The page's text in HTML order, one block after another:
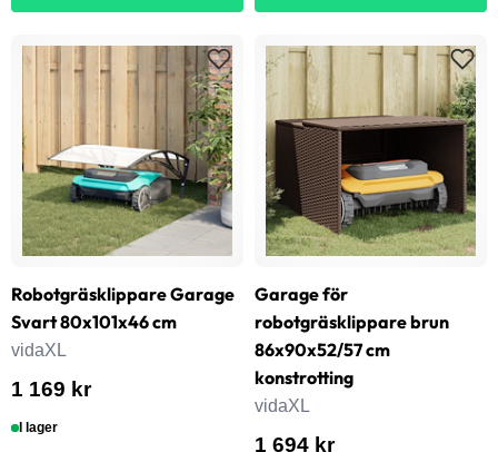
Robotgräsklippare Garage
Svart 80x101x46 cm
vidaXL
1 169 kr
I lager
Garage för
robotgräsklippare brun
86x90x52/57 cm
konstrotting
vidaXL
1 694 kr